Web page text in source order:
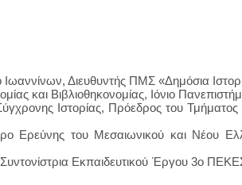
Ιωαννίνων, Διευθυντής ΠΜΣ «Δημόσια
και Βιβλιοθηκονομίας, Ιόνιο
Ιστορίας, Πρόεδρος του Τμήματος
Ερεύνης του Μεσαιωνικού και Νέου
Εκπαιδευτικού Έργου 3ο